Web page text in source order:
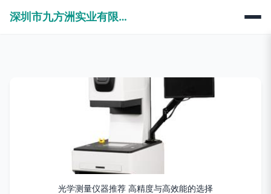
深圳市九方洲实业有限公司
光学测量仪器推荐 高精度与高效能的选择